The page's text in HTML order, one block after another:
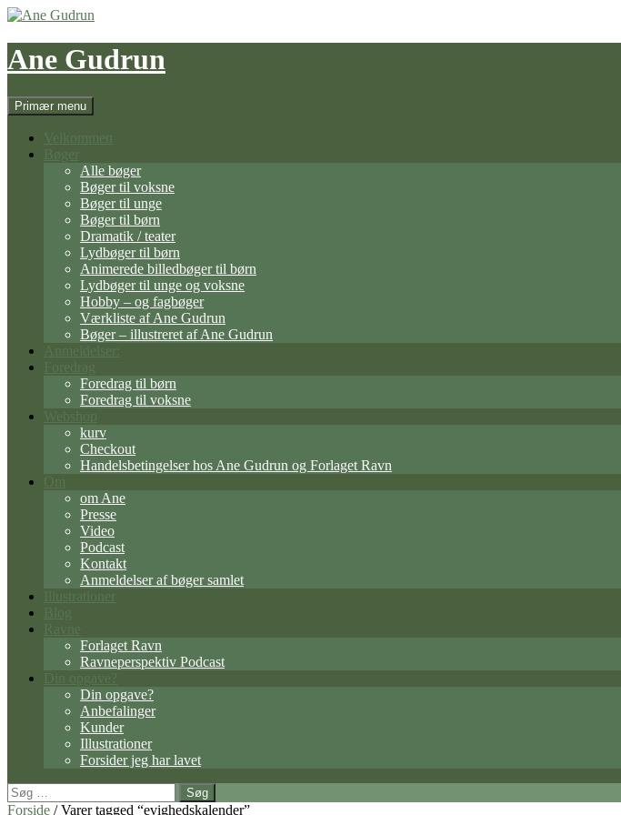
Hop
indhold
Ane Gudrun
Søg
Primær menu
Alle bøger
Bøger til voksne
Bøger til unge
Bøger til børn
Dramatik / teater
Lydbøger til børn
Animerede billedbøger til børn
Lydbøger til unge og voksne
Hobby – og fagbøger
Værkliste af Ane Gudrun
Bøger – illustreret af Ane Gudrun
Foredrag til børn
Foredrag til voksne
kurv
Checkout
Handelsbetingelser hos Ane Gudrun og Forlaget Ravn
Om
om Ane
Presse
Video
Podcast
Kontakt
Anmeldelser af bøger samlet
Forlaget Ravn
Ravneperspektiv Podcast
Din opgave?
Anbefalinger
Kunder
Illustrationer
Forsider jeg har lavet
Søg
efter:
Forside / Varer tagged “evighedskalender”